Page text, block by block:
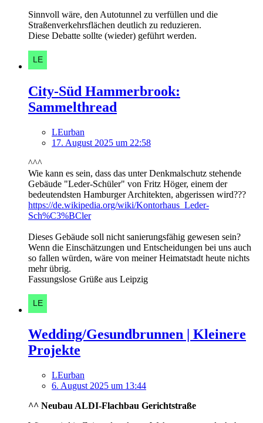
Sinnvoll wäre, den Autotunnel zu verfüllen und die
Straßenverkehrsflächen deutlich zu reduzieren.
Diese Debatte sollte (wieder) geführt werden.
City-Süd Hammerbrook:
Sammelthread
LEurban
17. August 2025 um 22:58
^^^
Wie kann es sein, dass das unter Denkmalschutz stehende
Gebäude "Leder-Schüler" von Fritz Höger, einem der
bedeutendsten Hamburger Architekten, abgerissen wird???
https://de.wikipedia.org/wiki/Kontorhaus_Leder-
Sch%C3%BCler
Dieses Gebäude soll nicht sanierungsfähig gewesen sein?
Wenn die Einschätzungen und Entscheidungen bei uns auch
so fallen würden, wäre von meiner Heimatstadt heute nichts
mehr übrig.
Fassungslose Grüße aus Leipzig
Wedding/Gesundbrunnen | Kleinere
Projekte
LEurban
6. August 2025 um 13:44
^^ Neubau ALDI-Flachbau Gerichtstraße